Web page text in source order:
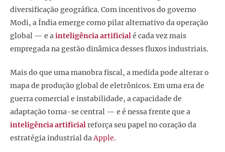
diversificação geográfica. Com incentivos do governo
Modi, a Índia emerge como pilar alternativo da operação
global — e ainteligência artificialé cada vez mais
empregada na gestão dinâmica desses fluxos industriais.
Mais do que uma manobra fiscal, a medida pode alterar o
mapa de produção global de eletrônicos. Em uma era de
guerra comercial e instabilidade, a capacidade de
adaptação torna-se central — e é nessa frente que a
inteligência artificialreforça seu papel no coração da
estratégia industrial daApple.